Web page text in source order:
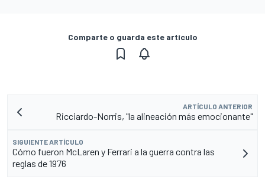
Comparte o guarda este artículo
ARTÍCULO ANTERIOR
Ricciardo-Norris, "la alineación más emocionante"
SIGUIENTE ARTÍCULO
Cómo fueron McLaren y Ferrari a la guerra contra las
reglas de 1976